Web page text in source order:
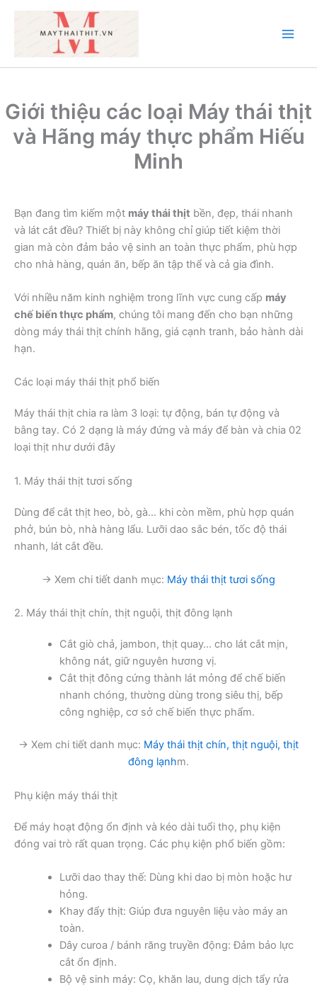
dung
Giới thiệu các loại Máy thái thịt
và Hãng máy thực phẩm Hiếu
Minh
Bạn đang tìm kiếm một máy thái thịt bền, đẹp, thái nhanh
và lát cắt đều? Thiết bị này không chỉ giúp tiết kiệm thời
gian mà còn đảm bảo vệ sinh an toàn thực phẩm, phù hợp
cho nhà hàng, quán ăn, bếp ăn tập thể và cả gia đình.
Với nhiều năm kinh nghiệm trong lĩnh vực cung cấp máy
chế biến thực phẩm, chúng tôi mang đến cho bạn những
dòng máy thái thịt chính hãng, giá cạnh tranh, bảo hành dài
hạn.
Các loại máy thái thịt phổ biến
Máy thái thịt chia ra làm 3 loại: tự động, bán tự động và
bằng tay. Có 2 dạng là máy đứng và máy để bàn và chia 02
loại thịt như dưới đây
1. Máy thái thịt tươi sống
Dùng để cắt thịt heo, bò, gà… khi còn mềm, phù hợp quán
phở, bún bò, nhà hàng lẩu. Lưỡi dao sắc bén, tốc độ thái
nhanh, lát cắt đều.
→ Xem chi tiết danh mục: Máy thái thịt tươi sống
2. Máy thái thịt chín, thịt nguội, thịt đông lạnh
Cắt giò chả, jambon, thịt quay… cho lát cắt mịn,
không nát, giữ nguyên hương vị.
Cắt thịt đông cứng thành lát mỏng để chế biến
nhanh chóng, thường dùng trong siêu thị, bếp
công nghiệp, cơ sở chế biến thực phẩm.
→ Xem chi tiết danh mục: Máy thái thịt chín, thịt nguội, thịt
đông lạnhm.
Phụ kiện máy thái thịt
Để máy hoạt động ổn định và kéo dài tuổi thọ, phụ kiện
đóng vai trò rất quan trọng. Các phụ kiện phổ biến gồm:
Lưỡi dao thay thế: Dùng khi dao bị mòn hoặc hư
hỏng.
Khay đẩy thịt: Giúp đưa nguyên liệu vào máy an
toàn.
Dây curoa / bánh răng truyền động: Đảm bảo lực
cắt ổn định.
Bộ vệ sinh máy: Cọ, khăn lau, dung dịch tẩy rửa